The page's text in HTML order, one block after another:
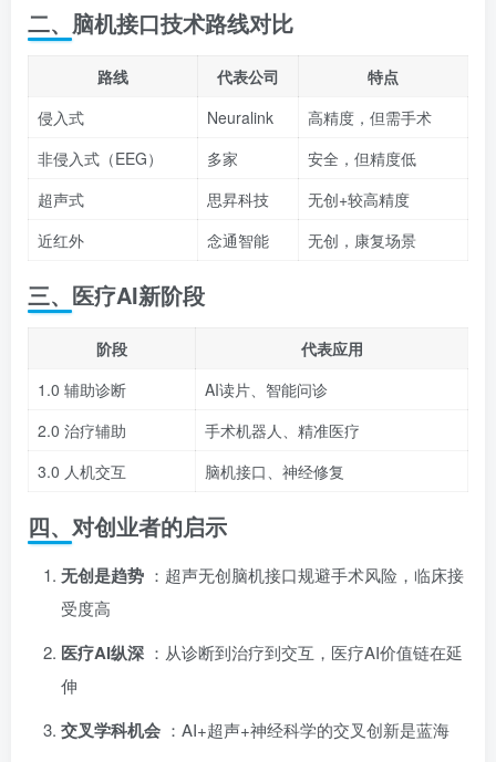
二、脑机接口技术路线对比
路线 代表公司
特点
侵入式
Neuralink
高精度，但需手术
非侵入式（EEG）
多家
安全，但精度低
超声式
思昇科技
无创+较高精度
近红外
念通智能 无创，康复场景
三、医疗AI新阶段
阶段
代表应用
1.0 辅助诊断
AI读片、智能问诊
2.0 治疗辅助
手术机器人、精准医疗
3.0 人机交互
脑机接口、神经修复
四、对创业者的启示
无创是趋势 ：超声无创脑机接口规避手术风险，临床接
受度高
医疗AI纵深 ：从诊断到治疗到交互，医疗AI价值链在延
伸
交叉学科机会 ：AI+超声+神经科学的交叉创新是蓝海